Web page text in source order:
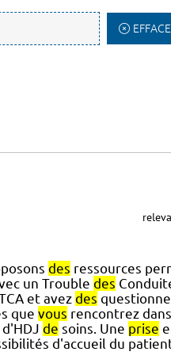
des ressources
un Trouble des
et avez des
que vous rencontrez
de soins. Une prise
d'accueil du